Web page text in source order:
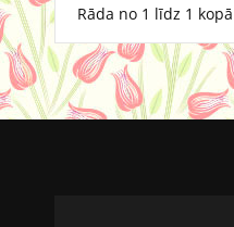
Rāda no 1 līdz 1